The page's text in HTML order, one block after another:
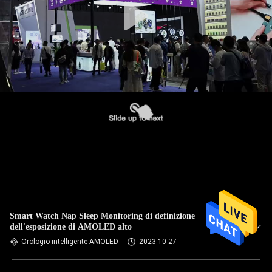
Smart Watch Nap Sleep Monitoring di definizione
dell'esposizione di AMOLED alto
Orologio intelligente AMOLED 2023-10-27